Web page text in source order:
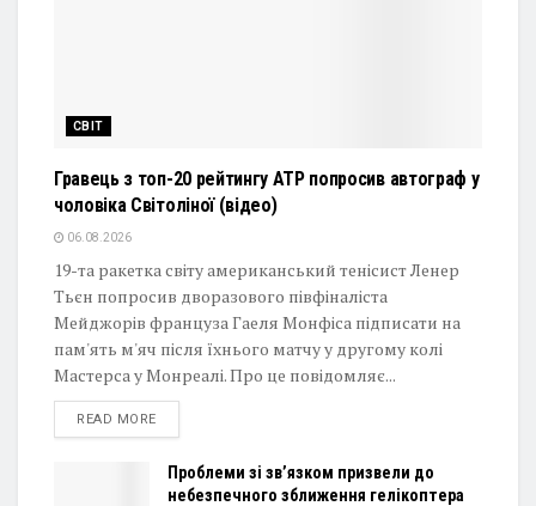
СВІТ
Гравець з топ-20 рейтингу ATP попросив автограф у
чоловіка Світоліної (відео)
06.08.2026
19-та ракетка світу американський тенісист Ленер
Тьєн попросив дворазового півфіналіста
Мейджорів француза Гаеля Монфіса підписати на
пам'ять м'яч після їхнього матчу у другому колі
Мастерса у Монреалі. Про це повідомляє...
READ MOREDETAILS
Проблеми зі зв’язком призвели до
небезпечного зближення гелікоптера